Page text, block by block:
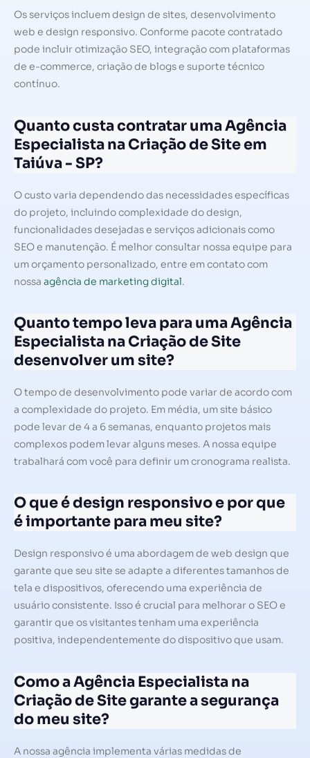
Os serviços incluem design de sites, desenvolvimento
web e design responsivo. Conforme pacote contratado
pode incluir otimização SEO, integração com plataformas
de e-commerce, criação de blogs e suporte técnico
contínuo.
Quanto custa contratar uma Agência
Especialista na Criação de Site em
Taiúva - SP?
O custo varia dependendo das necessidades específicas
do projeto, incluindo complexidade do design,
funcionalidades desejadas e serviços adicionais como
SEO e manutenção. É melhor consultar nossa equipe para
um orçamento personalizado, entre em contato com
nossa agência de marketing digital.
Quanto tempo leva para uma Agência
Especialista na Criação de Site
desenvolver um site?
O tempo de desenvolvimento pode variar de acordo com
a complexidade do projeto. Em média, um site básico
pode levar de 4 a 6 semanas, enquanto projetos mais
complexos podem levar alguns meses. A nossa equipe
trabalhará com você para definir um cronograma realista.
O que é design responsivo e por que
é importante para meu site?
Design responsivo é uma abordagem de web design que
garante que seu site se adapte a diferentes tamanhos de
tela e dispositivos, oferecendo uma experiência de
usuário consistente. Isso é crucial para melhorar o SEO e
garantir que os visitantes tenham uma experiência
positiva, independentemente do dispositivo que usam.
Como a Agência Especialista na
Criação de Site garante a segurança
do meu site?
A nossa agência implementa várias medidas de